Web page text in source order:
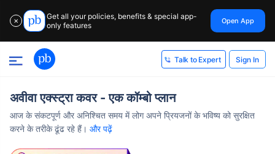
✕
Get all your policies, benefits & special app-
only features
Open App
Talk to Expert Sign In
अवीवा एक्स्ट्रा कवर - एक कॉम्बो प्लान
आज के संकटपूर्ण और अनिश्चित समय में लोग अपने प्रियजनों के भविष्य को सुरक्षित
करने के तरीके ढूंढ रहे हैं। और पढ़ें